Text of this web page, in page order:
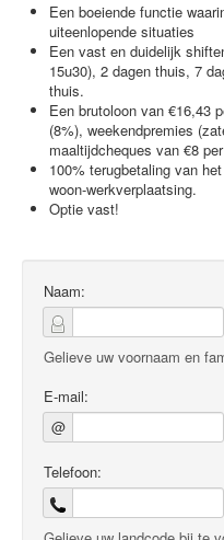
Een boeiende functie
uiteenlopende situaties
Een vast en duidelijk
15u30), 2 dagen thuis, 7
thuis.
Een brutoloon van €16,43
(8%), weekendpremies
maaltijdcheques van €8
100% terugbetaling van
woon-werkverplaatsing.
Optie vast!
Naam:
Gelieve uw voornaam en
E-mail:
@
Telefoon: